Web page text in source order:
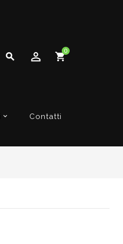
0

Contatti